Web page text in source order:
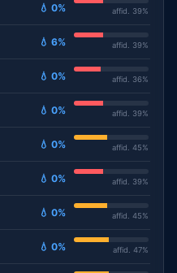
💧 0% affid. 39%
💧 6% affid. 39%
💧 0% affid. 36%
💧 0% affid. 39%
💧 0% affid. 45%
💧 0% affid. 39%
💧 0% affid. 45%
💧 0% affid. 47%